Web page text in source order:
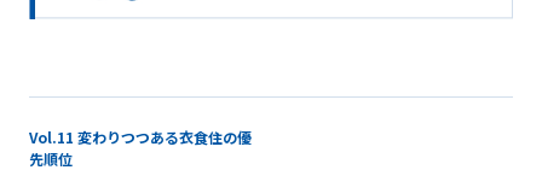
Vol.11 変わりつつある衣食住の優
先順位